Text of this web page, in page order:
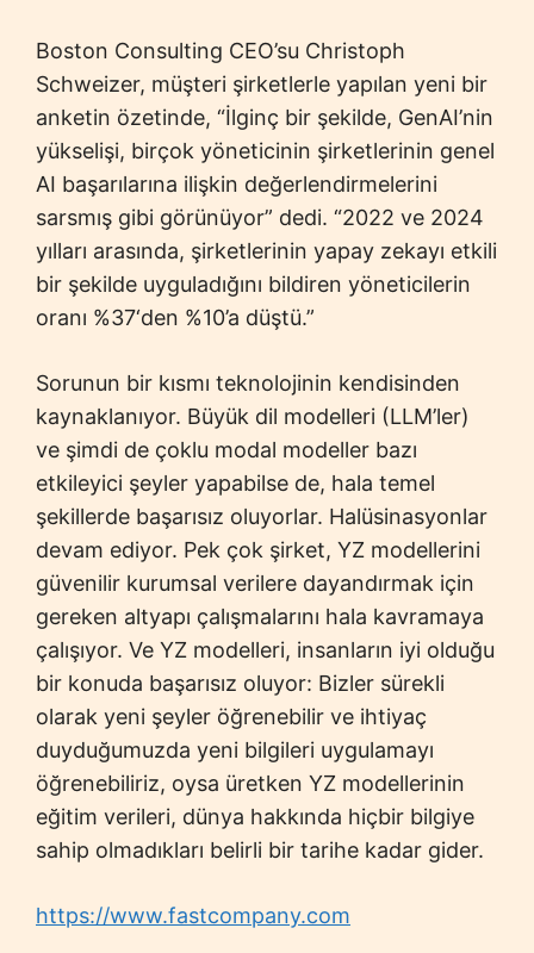
Boston Consulting CEO’su Christoph
Schweizer, müşteri şirketlerle yapılan yeni bir
anketin özetinde, “İlginç bir şekilde, GenAI’nin
yükselişi, birçok yöneticinin şirketlerinin genel
AI başarılarına ilişkin değerlendirmelerini
sarsmış gibi görünüyor” dedi. “2022 ve 2024
yılları arasında, şirketlerinin yapay zekayı etkili
bir şekilde uyguladığını bildiren yöneticilerin
oranı %37‘den %10’a düştü.”
Sorunun bir kısmı teknolojinin kendisinden
kaynaklanıyor. Büyük dil modelleri (LLM’ler)
ve şimdi de çoklu modal modeller bazı
etkileyici şeyler yapabilse de, hala temel
şekillerde başarısız oluyorlar. Halüsinasyonlar
devam ediyor. Pek çok şirket, YZ modellerini
güvenilir kurumsal verilere dayandırmak için
gereken altyapı çalışmalarını hala kavramaya
çalışıyor. Ve YZ modelleri, insanların iyi olduğu
bir konuda başarısız oluyor: Bizler sürekli
olarak yeni şeyler öğrenebilir ve ihtiyaç
duyduğumuzda yeni bilgileri uygulamayı
öğrenebiliriz, oysa üretken YZ modellerinin
eğitim verileri, dünya hakkında hiçbir bilgiye
sahip olmadıkları belirli bir tarihe kadar gider.
https://www.fastcompany.com